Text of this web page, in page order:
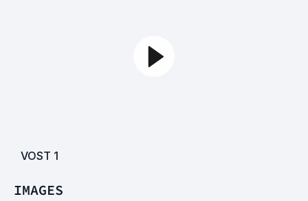
VOST 1
IMAGES